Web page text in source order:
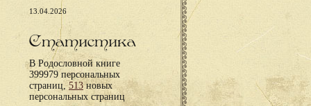
13.04.2026
Статистика
В Родословной книге
399979 персональных
страниц,513новых
персональных страниц